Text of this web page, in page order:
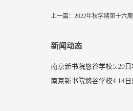
上一篇： 2022年秋学期第十六
新闻动态
南京新书院悠谷学校5.20